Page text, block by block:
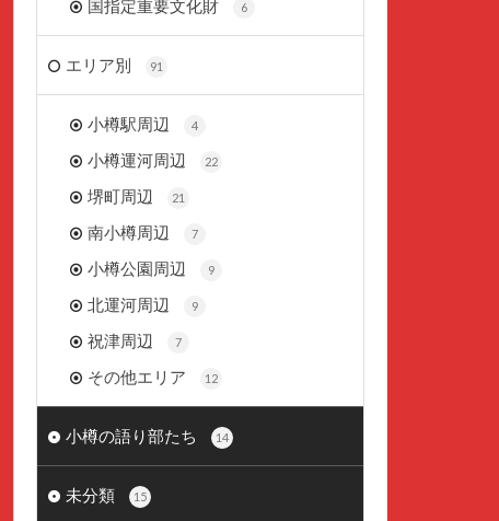
国指定重要文化財 6
エリア別 91
小樽駅周辺 4
小樽運河周辺 22
堺町周辺 21
南小樽周辺 7
小樽公園周辺 9
北運河周辺 9
祝津周辺 7
その他エリア 12
小樽の語り部たち 14
未分類 15